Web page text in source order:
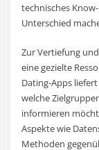
technisches
Unterschied
Zur Vertiefung
eine gezielte
Dating-Apps
welche
informieren
Aspekte wie
Methoden